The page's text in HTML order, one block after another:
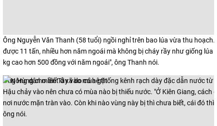
Ông Nguyễn Văn Thanh (58 tuổi) ngồi nghỉ trên bao lúa vừa thu
được 11 tấn, nhiều hơn năm ngoái mà không bị cháy rầy như giống lúa
kg cao hơn 500 đồng với năm ngoái", ông Thanh nói.
Ông Hùng cho biết ở xã do có hệ thống kênh rạch dày đặc dẫn nước từ
Hậu chảy vào nên chưa có mùa nào bị thiếu nước. "Ở Kiên Giang, cách
nơi nước mặn tràn vào. Còn khi nào vùng này bị thì chưa biết, cái đó thì
ông nói.